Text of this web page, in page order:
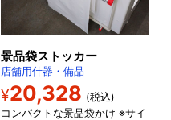
景品袋ストッカー
店舗用什器・備品
¥20,328 (税込)
コンパクトな景品袋かけ ※サイ